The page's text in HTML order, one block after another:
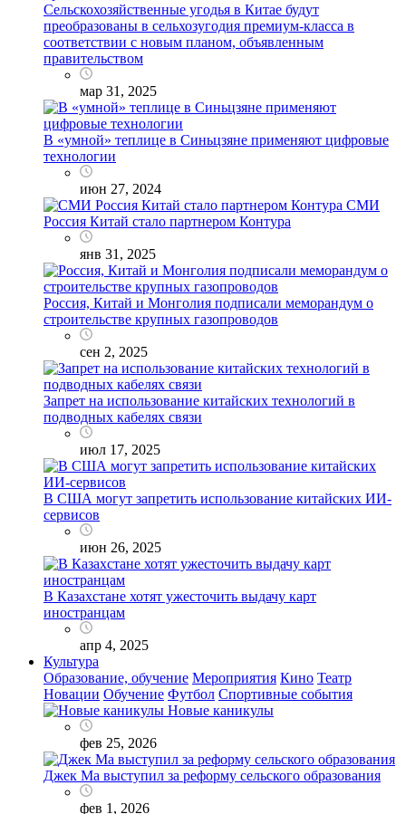
Сельскохозяйственные угодья в Китае будут
преобразованы в сельхозугодия премиум-класса в
соответствии с новым планом, объявленным
правительством
мар 31, 2025
В «умной» теплице в Синьцзяне применяют цифровые
технологии
июн 27, 2024
СМИ
Россия Китай стало партнером Контура
янв 31, 2025
Россия, Китай и Монголия подписали меморандум о
строительстве крупных газопроводов
сен 2, 2025
Запрет на использование китайских технологий в
подводных кабелях связи
июл 17, 2025
В США могут запретить использование китайских ИИ-
сервисов
июн 26, 2025
В Казахстане хотят ужесточить выдачу карт
иностранцам
апр 4, 2025
Культура
Образование, обучение Мероприятия Кино Театр
Новации Обучение Футбол Спортивные события
Новые каникулы
фев 25, 2026
Джек Ма выступил за реформу сельского образования
фев 1, 2026